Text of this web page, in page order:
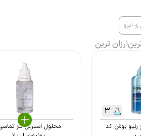
ابرو
ارزان ترین
3
بوش اند
محلول استریل لنز